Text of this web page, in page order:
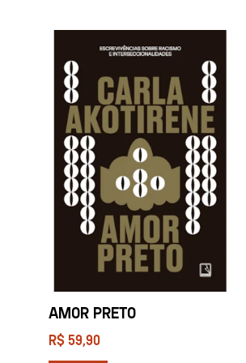
AMOR PRETO
R$59,90